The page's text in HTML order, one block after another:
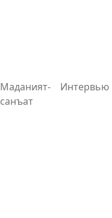
Маданият-
санъат
Интервью